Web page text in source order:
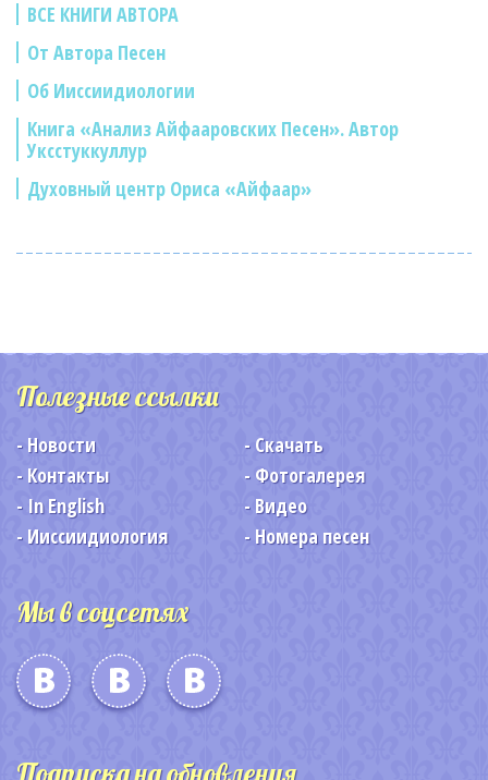
ВСЕ КНИГИ АВТОРА
От Автора Песен
Об Ииссиидиологии
Книга «Анализ Айфааровских Песен». Автор
Уксстуккуллур
Духовный центр Ориса «Айфаар»
Полезные ссылки
Новости
Скачать
Контакты
Фотогалерея
In English
Видео
Ииссиидиология
Номера песен
Мы в соцсетях
Подписка на обновления